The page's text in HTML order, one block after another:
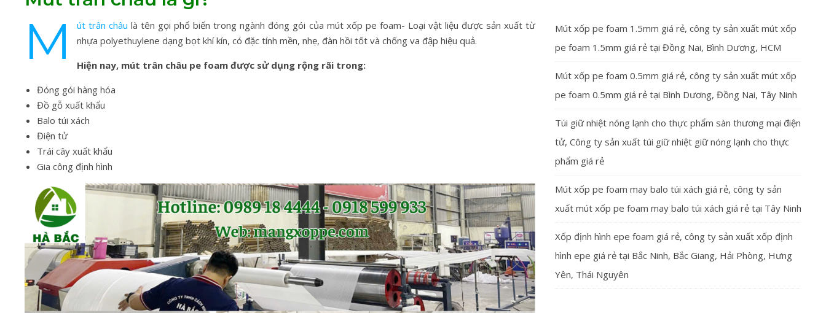
M út trân châu là tên gọi phổ biến trong ngành đóng gói của mút xốp pe foam- Loại vật liệu được sản xuất từ
nhựa polyethuylene dạng bọt khí kín, có đặc tính mền, nhẹ, đàn hồi tốt và chống va đập hiệu quả.
Hiện nay, mút trân châu pe foam được sử dụng rộng rãi trong:
Đóng gói hàng hóa
Đồ gỗ xuất khẩu
Balo túi xách
Điện tử
Trái cây xuất khẩu
Gia công định hình
Mút xốp pe foam 1.5mm giá rẻ, công ty sản xuất mút xốp
pe foam 1.5mm giá rẻ tại Đồng Nai, Bình Dương, HCM
Mút xốp pe foam 0.5mm giá rẻ, công ty sản xuất mút xốp
pe foam 0.5mm giá rẻ tại Bình Dương, Đồng Nai, Tây Ninh
Túi giữ nhiệt nóng lạnh cho thực phẩm sàn thương mại điện
tử, Công ty sản xuất túi giữ nhiệt giữ nóng lạnh cho thực
phẩm giá rẻ
Mút xốp pe foam may balo túi xách giá rẻ, công ty sản
xuất mút xốp pe foam may balo túi xách giá rẻ tại Tây Ninh
Xốp định hình epe foam giá rẻ, công ty sản xuất xốp định
hình epe giá rẻ tại Bắc Ninh, Bắc Giang, Hải Phòng, Hưng
Yên, Thái Nguyên